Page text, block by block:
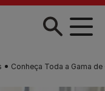
Conheça Toda a Gama